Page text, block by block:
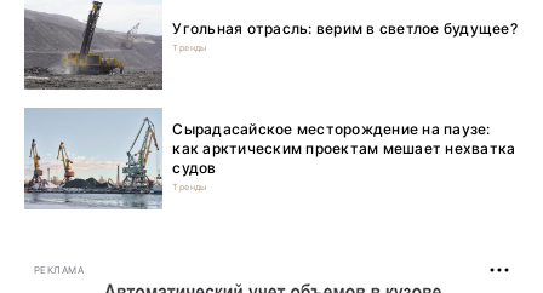
Угольная отрасль: верим в светлое будущее?
Тренды
Сырадасайское месторождение на паузе:
как арктическим проектам мешает нехватка
судов
Тренды
РЕКЛАМА